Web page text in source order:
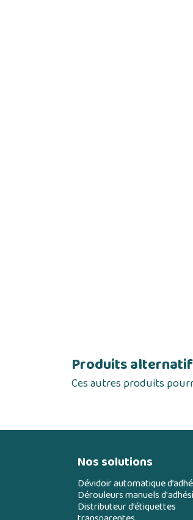
Produits
Ces autres produits
Nos solutions
Dévidoir automatique
Dérouleurs manuels
Distributeur d’étiquettes